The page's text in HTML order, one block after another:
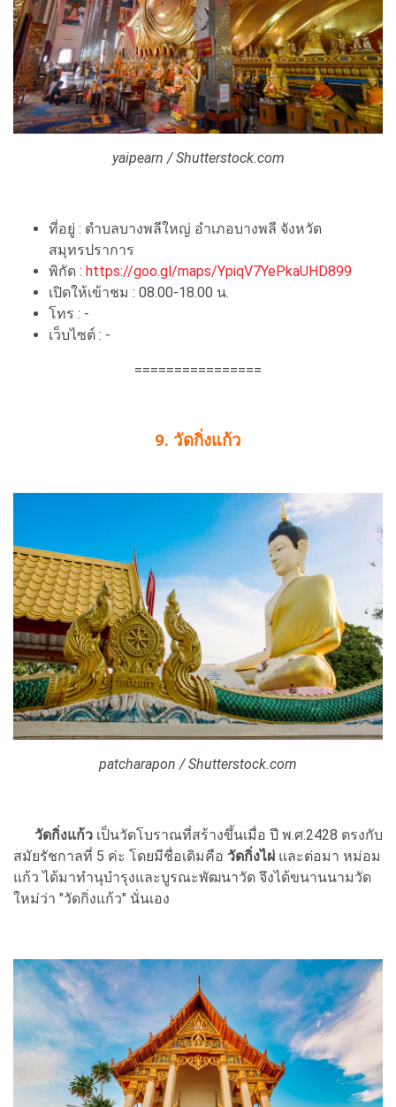
yaipearn / Shutterstock.com
ที่อยู่ : ตำบลบางพลีใหญ่ อำเภอบางพลี จังหวัด
สมุทรปราการ
พิกัด : https://goo.gl/maps/YpiqV7YePkaUHD899
เปิดให้เข้าชม : 08.00-18.00 น.
โทร : -
เว็บไซต์ : -
================
9. วัดกิ่งแก้ว
patcharapon / Shutterstock.com
วัดกิ่งแก้ว เป็นวัดโบราณที่สร้างขึ้นเมื่อ ปี พ.ศ.2428 ตรงกับ
สมัยรัชกาลที่ 5 ค่ะ โดยมีชื่อเดิมคือ วัดกิ่งไผ่ และต่อมา หม่อม
แก้ว ได้มาทำนุบำรุงและบูรณะพัฒนาวัด จึงได้ขนานนามวัด
ใหม่ว่า "วัดกิ่งแก้ว" นั่นเอง